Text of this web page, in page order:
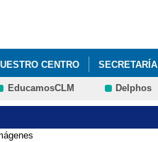
CENTRO SECRETARÍA
EducamosCLM Delphos